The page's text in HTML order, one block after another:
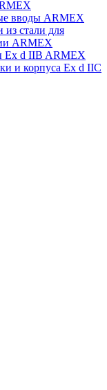
вводы ARMEX
стали для
ARMEX
Ex d IIB ARMEX
и корпуса Ex d IIС